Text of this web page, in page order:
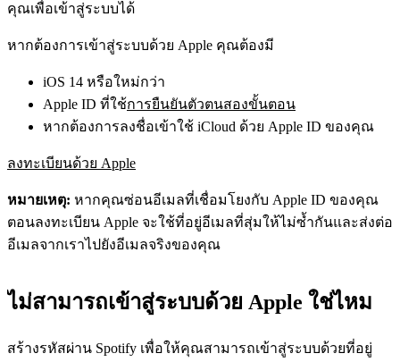
คุณเพื่อเข้าสู่ระบบได้
หากต้องการเข้าสู่ระบบด้วย Apple คุณต้องมี
iOS 14 หรือใหม่กว่า
Apple ID ที่ใช้การยืนยันตัวตนสองขั้นตอน
หากต้องการลงชื่อเข้าใช้ iCloud ด้วย Apple ID ของคุณ
ลงทะเบียนด้วย Apple
หมายเหตุ: หากคุณซ่อนอีเมลที่เชื่อมโยงกับ Apple ID ของคุณ
ตอนลงทะเบียน Apple จะใช้ที่อยู่อีเมลที่สุ่มให้ไม่ซ้ำกันและส่งต่อ
อีเมลจากเราไปยังอีเมลจริงของคุณ
ไม่สามารถเข้าสู่ระบบด้วย Apple ใช่ไหม
สร้างรหัสผ่าน Spotify เพื่อให้คุณสามารถเข้าสู่ระบบด้วยที่อยู่